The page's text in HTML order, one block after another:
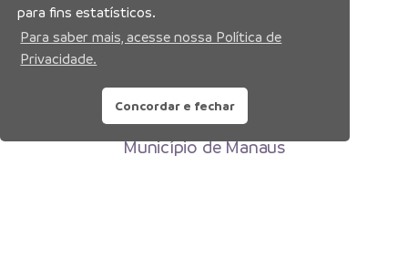
Prefeitura Municipal de Manaus
Município de Manaus
para fins estatísticos.
Para saber mais, acesse nossa Política de
Privacidade.
Concordar e fechar